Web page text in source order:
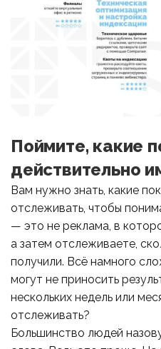
Поймите, какие
действительно
Вам нужно знать, какие
отслеживать, чтобы
— это не реклама, в
а затем отслеживаете,
получили. Всё намного
могут не приносить
нескольких недель или
отслеживать?
Большинство людей